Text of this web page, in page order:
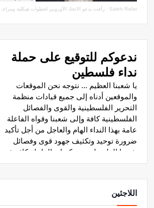
Saleh Rafat
· رأفت يدعو الاتحاد الأوروبي لخطوات هيكلية ومراجعة اتفاقيات الشراكة مع سلطة الاحتلال
اللاجئين